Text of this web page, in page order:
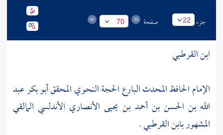
جزء 22 صفحة 70
ابن القرطبي
الإمام الحافظ المحدث البارع الحجة النحوي المحقق أبو بكر عبد
الله بن الحسن بن أحمد بن يحيى الأنصاري الأندلسي المالقي
المشهور بابن القرطبي .